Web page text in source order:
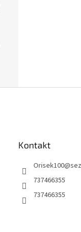
Kontakt
Orisek100@
737466355
737466355